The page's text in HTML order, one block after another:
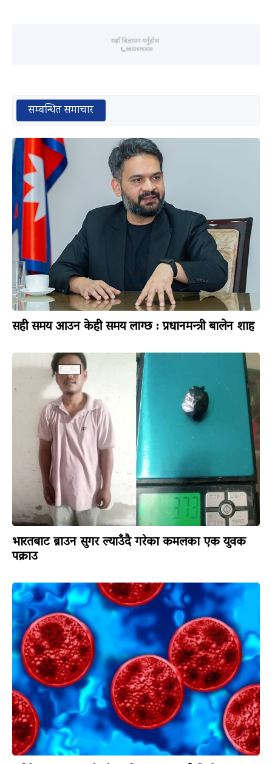
सम्बन्धित समाचार
सही समय आउन केही समय लाग्छ : प्रधानमन्त्री बालेन शाह
भारतबाट ब्राउन सुगर ल्याउँदै गरेका कमलका एक युवक
पक्राउ